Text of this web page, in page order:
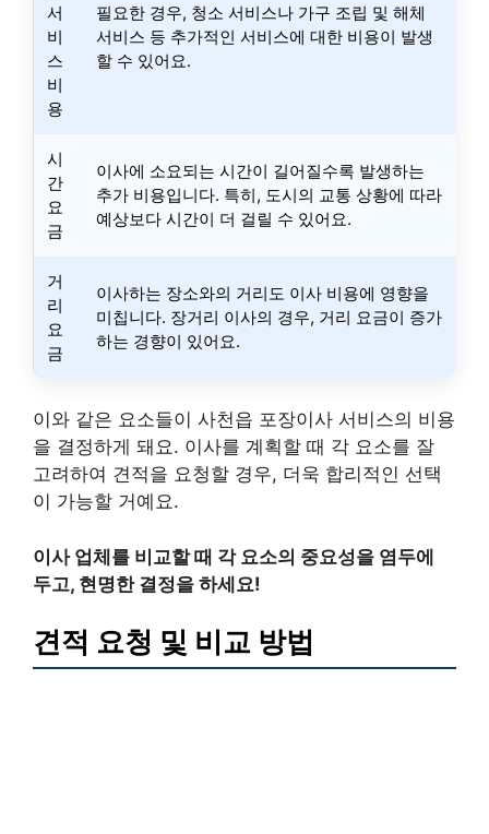
서
비
스
비
용
필요한 경우, 청소 서비스나 가구 조립 및 해체
서비스 등 추가적인 서비스에 대한 비용이 발생
할 수 있어요.
시
간
요
금
이사에 소요되는 시간이 길어질수록 발생하는
추가 비용입니다. 특히, 도시의 교통 상황에 따라
예상보다 시간이 더 걸릴 수 있어요.
거
리
요
금
이사하는 장소와의 거리도 이사 비용에 영향을
미칩니다. 장거리 이사의 경우, 거리 요금이 증가
하는 경향이 있어요.
이와 같은 요소들이 사천읍 포장이사 서비스의 비용
을 결정하게 돼요. 이사를 계획할 때 각 요소를 잘
고려하여 견적을 요청할 경우, 더욱 합리적인 선택
이 가능할 거예요.
이사 업체를 비교할 때 각 요소의 중요성을 염두에
두고, 현명한 결정을 하세요!
견적 요청 및 비교 방법